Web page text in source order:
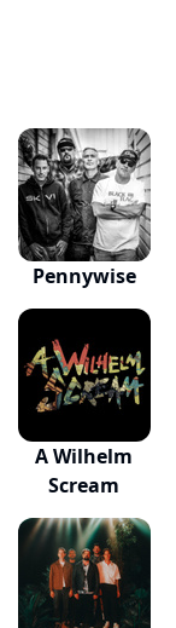
Pennywise
A Wilhelm
Scream